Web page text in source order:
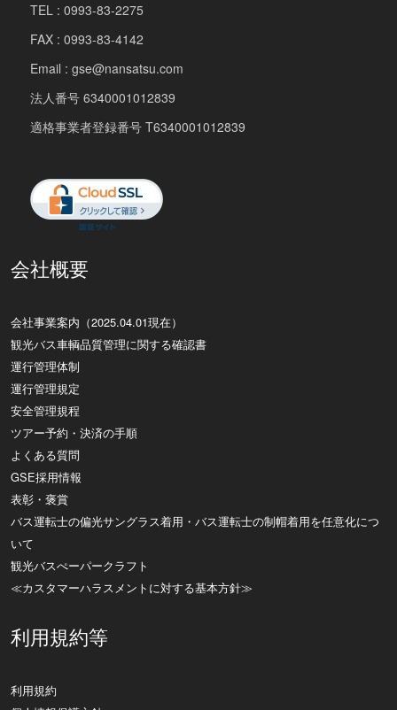
TEL : 0993-83-2275
FAX : 0993-83-4142
Email : gse@nansatsu.com
法人番号 6340001012839
適格事業者登録番号 T6340001012839
会社概要
会社事業案内（2025.04.01現在）
観光バス車輌品質管理に関する確認書
運行管理体制
運行管理規定
安全管理規程
ツアー予約・決済の手順
よくある質問
GSE採用情報
表彰・褒賞
バス運転士の偏光サングラス着用・バス運転士の制帽着用を任意化につ
いて
観光バスぺーパークラフト
≪カスタマーハラスメントに対する基本方針≫
利用規約等
利用規約